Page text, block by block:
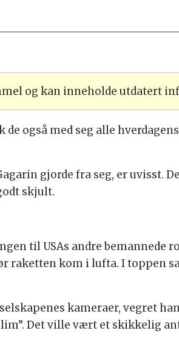
og kan inneholde utdatert
de også med seg alle
gjorde fra seg, er uvisst.
skjult.
til USAs andre bemannede
raketten kom i lufta. I toppen
kameraer, vegret
Det ville vært et skikkelig